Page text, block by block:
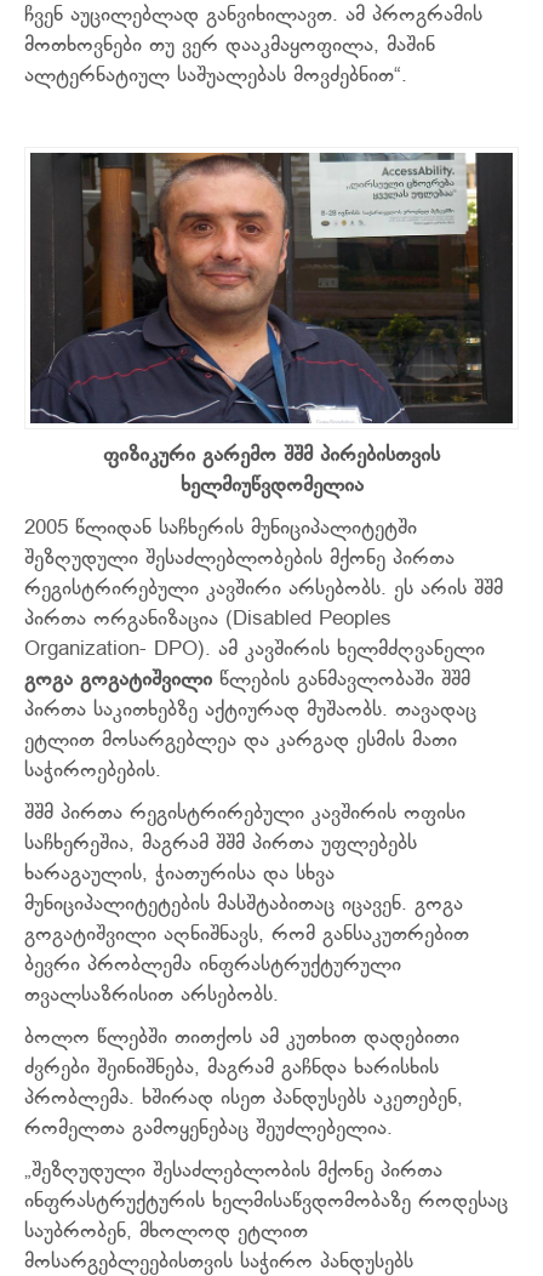
ჩვენ აუცილებლად განვიხილავთ. ამ პროგრამის
მოთხოვნები თუ ვერ დააკმაყოფილა, მაშინ
ალტერნატიულ საშუალებას მოვძებნით“.
ფიზიკური გარემო შშმ პირებისთვის
ხელმიუწვდომელია
2005 წლიდან საჩხერის მუნიციპალიტეტში
შეზღუდული შესაძლებლობების მქონე პირთა
რეგისტრირებული კავშირი არსებობს. ეს არის შშმ
პირთა ორგანიზაცია (Disabled Peoples
Organization- DPO). ამ კავშირის ხელმძღვანელი
გოგა გოგატიშვილი წლების განმავლობაში შშმ
პირთა საკითხებზე აქტიურად მუშაობს. თავადაც
ეტლით მოსარგებლეა და კარგად ესმის მათი
საჭიროებების.
შშმ პირთა რეგისტრირებული კავშირის ოფისი
საჩხერეშია, მაგრამ შშმ პირთა უფლებებს
ხარაგაულის, ჭიათურისა და სხვა
მუნიციპალიტეტების მასშტაბითაც იცავენ. გოგა
გოგატიშვილი აღნიშნავს, რომ განსაკუთრებით
ბევრი პრობლემა ინფრასტრუქტურული
თვალსაზრისით არსებობს.
ბოლო წლებში თითქოს ამ კუთხით დადებითი
ძვრები შეინიშნება, მაგრამ გაჩნდა ხარისხის
პრობლემა. ხშირად ისეთ პანდუსებს აკეთებენ,
რომელთა გამოყენებაც შეუძლებელია.
„შეზღუდული შესაძლებლობის მქონე პირთა
ინფრასტრუქტურის ხელმისაწვდომობაზე როდესაც
საუბრობენ, მხოლოდ ეტლით
მოსარგებლეებისთვის საჭირო პანდუსებს